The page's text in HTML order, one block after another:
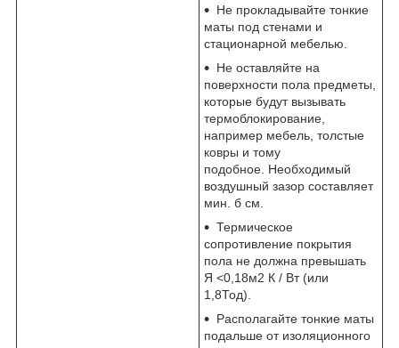
Не прокладывайте тонкие
маты под стенами и
стационарной мебелью.
Не оставляйте на
поверхности пола предметы,
которые будут вызывать
термоблокирование,
например мебель, толстые
ковры и тому
подобное. Необходимый
воздушный зазор составляет
мин. б см.
Термическое
сопротивление покрытия
пола не должна превышать
Я <0,18м2 К / Вт (или
1,8Тод).
Располагайте тонкие маты
подальше от изоляционного